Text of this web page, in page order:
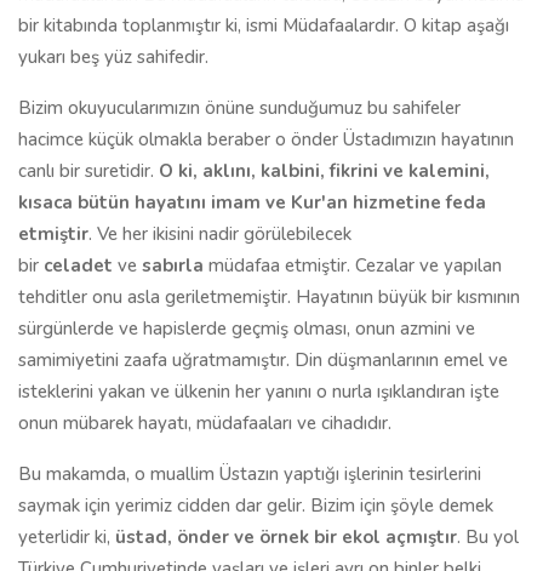
bir kitabında toplanmıştır ki, ismi Müdafaalardır. O kitap aşağı
yukarı beş yüz sahifedir.
Bizim okuyucularımızın önüne sunduğumuz bu sahifeler
hacimce küçük olmakla beraber o önder Üstadımızın hayatının
canlı bir suretidir. O ki, aklını, kalbini, fikrini ve kalemini,
kısaca bütün hayatını imam ve Kur'an hizmetine feda
etmiştir. Ve her ikisini nadir görülebilecek
bir celadet ve sabırla müdafaa etmiştir. Cezalar ve yapılan
tehditler onu asla geriletmemiştir. Hayatının büyük bir kısmının
sürgünlerde ve hapislerde geçmiş olması, onun azmini ve
samimiyetini zaafa uğratmamıştır. Din düşmanlarının emel ve
isteklerini yakan ve ülkenin her yanını o nurla ışıklandıran işte
onun mübarek hayatı, müdafaaları ve cihadıdır.
Bu makamda, o muallim Üstazın yaptığı işlerinin tesirlerini
saymak için yerimiz cidden dar gelir. Bizim için şöyle demek
yeterlidir ki, üstad, önder ve örnek bir ekol açmıştır. Bu yol